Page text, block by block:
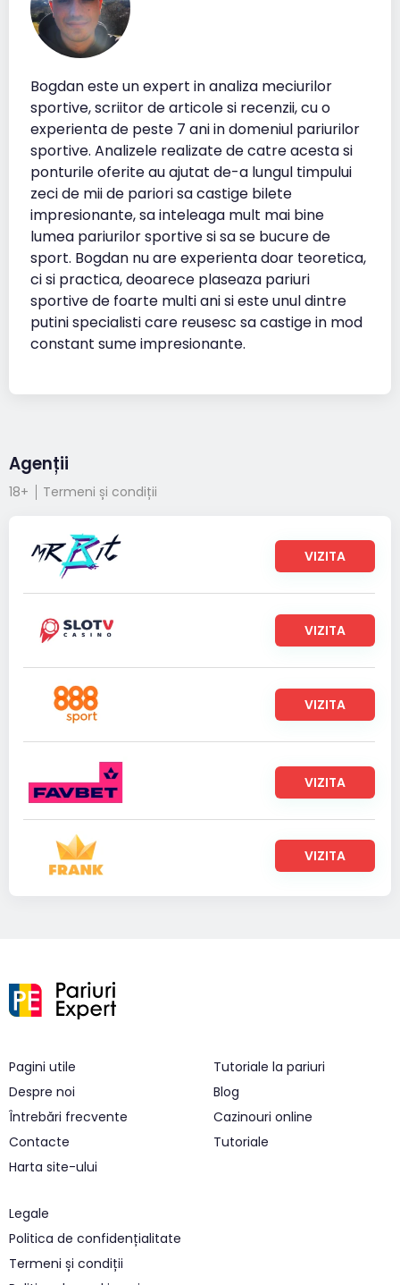
Bogdan este un expert in analiza meciurilor
sportive, scriitor de articole si recenzii, cu o
experienta de peste 7 ani in domeniul pariurilor
sportive. Analizele realizate de catre acesta si
ponturile oferite au ajutat de-a lungul timpului
zeci de mii de pariori sa castige bilete
impresionante, sa inteleaga mult mai bine
lumea pariurilor sportive si sa se bucure de
sport. Bogdan nu are experienta doar teoretica,
ci si practica, deoarece plaseaza pariuri
sportive de foarte multi ani si este unul dintre
putini specialisti care reusesc sa castige in mod
constant sume impresionante.
Agenții
18+ Termeni și condiții
VIZITA
VIZITA
VIZITA
VIZITA
VIZITA
Pagini utile
Despre noi
Întrebări frecvente
Contacte
Harta site-ului
Tutoriale la pariuri
Blog
Cazinouri online
Tutoriale
Legale
Politica de confidențialitate
Termeni și condiții